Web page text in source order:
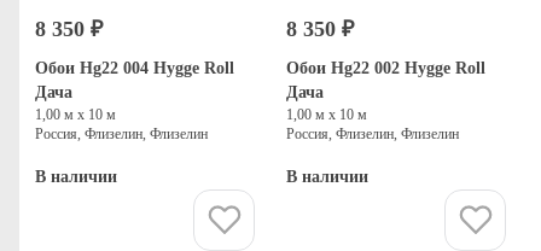
8 350 ₽
Обои Hg22 004 Hygge Roll
Дача
1,00 м х 10 м
Россия, Флизелин, Флизелин
В наличии
8 350 ₽
Обои Hg22 002 Hygge Roll
Дача
1,00 м х 10 м
Россия, Флизелин, Флизелин
В наличии